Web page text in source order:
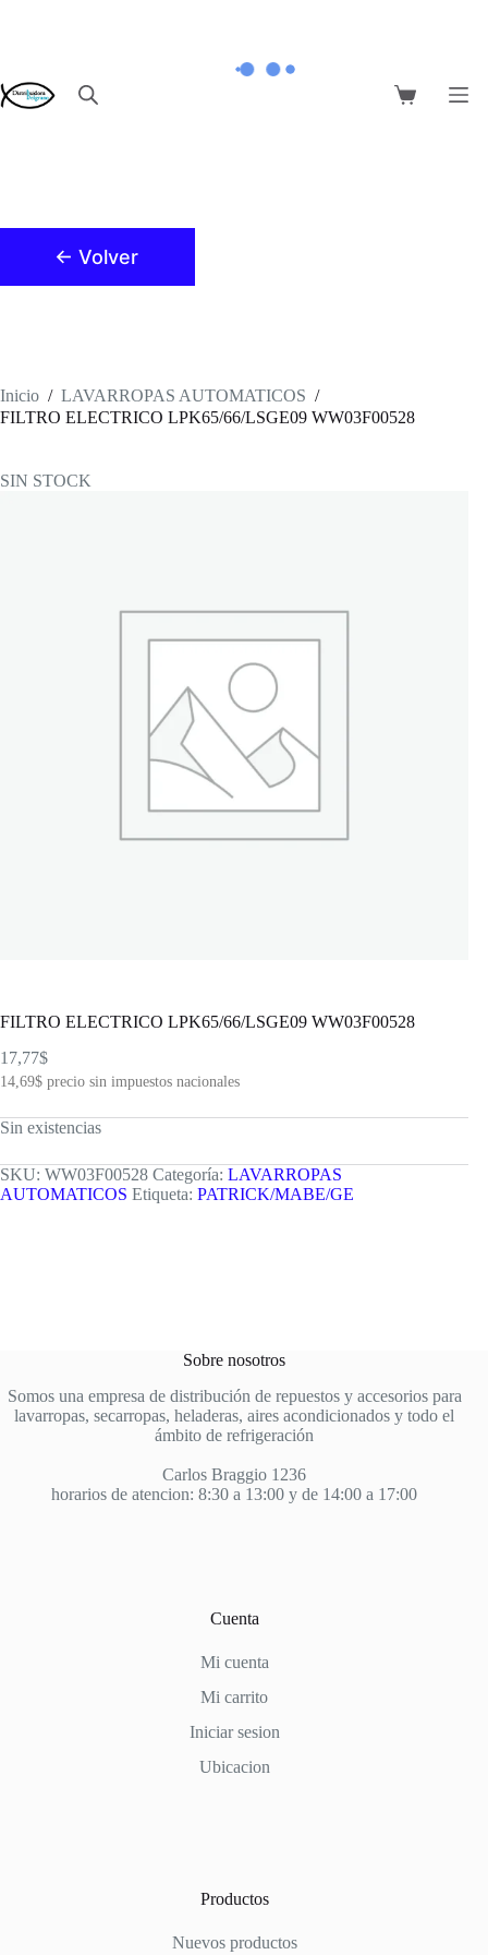
Carro
← Volver
Inicio / LAVARROPAS AUTOMATICOS /
FILTRO ELECTRICO LPK65/66/LSGE09 WW03F00528
SIN STOCK
FILTRO ELECTRICO LPK65/66/LSGE09 WW03F00528
17,77$
14,69$ precio sin impuestos nacionales
Sin existencias
SKU: WW03F00528 Categoría: LAVARROPAS
AUTOMATICOS Etiqueta: PATRICK/MABE/GE
Sobre nosotros
Somos una empresa de distribución de repuestos y accesorios para
lavarropas, secarropas, heladeras, aires acondicionados y todo el
ámbito de refrigeración
Carlos Braggio 1236
horarios de atencion: 8:30 a 13:00 y de 14:00 a 17:00
Cuenta
Mi cuenta
Mi carrito
Iniciar sesion
Ubicacion
Productos
Nuevos productos